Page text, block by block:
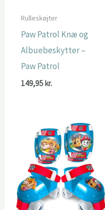
Rulleskøjter
Paw Patrol Knæ og
Albuebeskytter –
Paw Patrol
149,95kr.